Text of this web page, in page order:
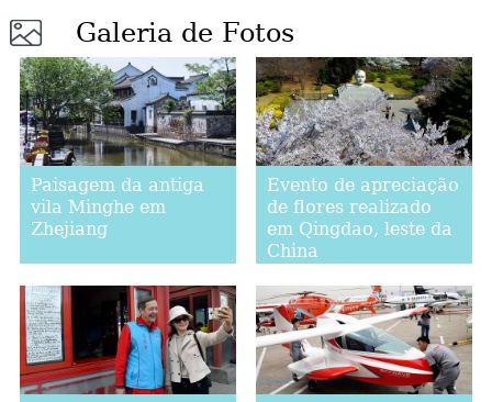
Galeria de Fotos
Paisagem da antiga
vila Minghe em
Zhejiang
Evento de apreciação
de flores realizado
em Qingdao, leste da
China